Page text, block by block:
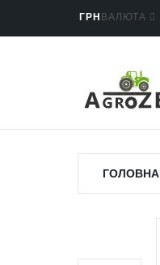
ГРН ВАЛЮТА
ГОЛОВНА